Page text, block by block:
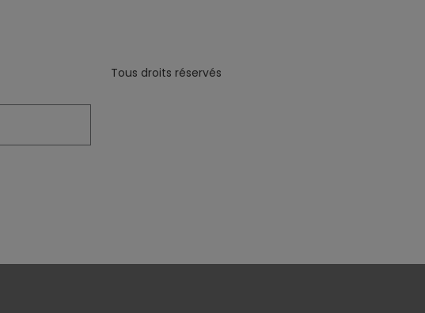
Tous droits réservés